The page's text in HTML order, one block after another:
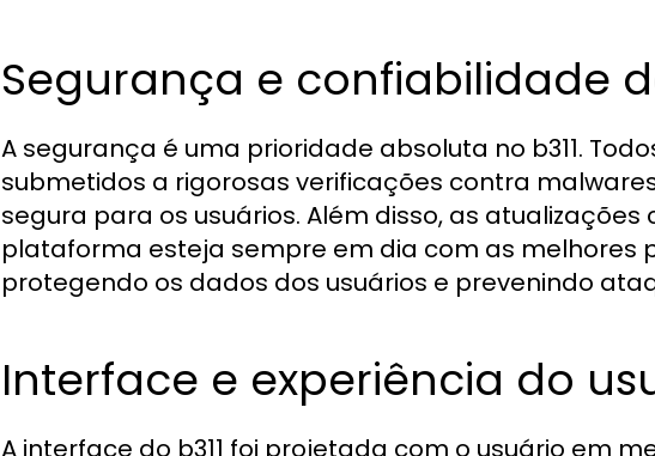
Segurança e confiabilidade
A segurança é uma prioridade absoluta no b311.
submetidos a rigorosas verificações contra
segura para os usuários. Além disso, as
plataforma esteja sempre em dia com as melhores
protegendo os dados dos usuários e prevenindo
Interface e experiência do
A interface do b311 foi projetada com o usuário em